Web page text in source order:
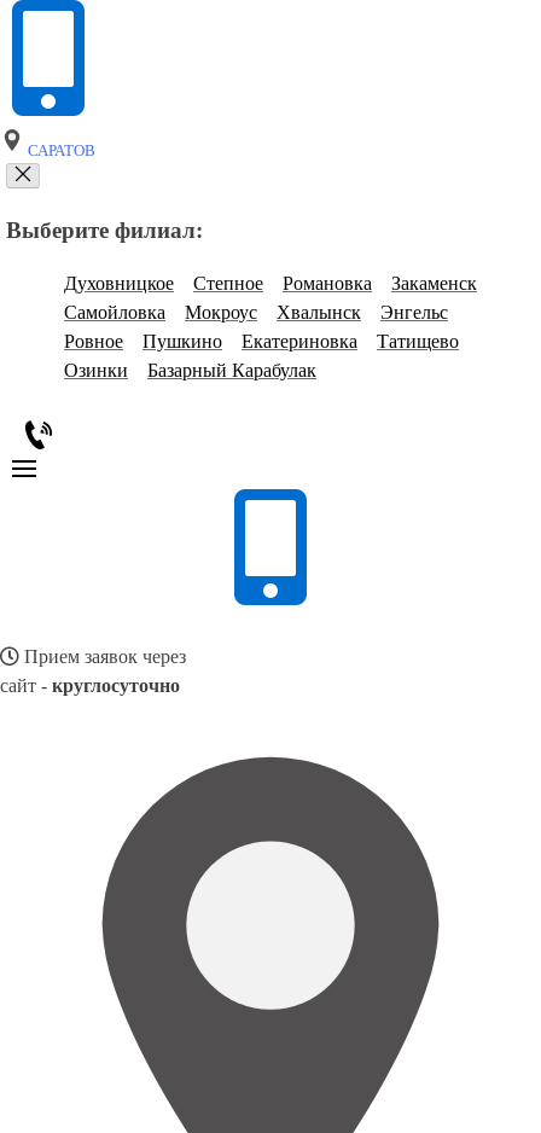
САРАТОВ
Выберите филиал:
Духовницкое Степное Романовка
Закаменск
Самойловка
Мокроус Хвалынск
Энгельс
Ровное
Пушкино Екатериновка
Татищево
Озинки
Базарный Карабулак
Прием заявок через
сайт - круглосуточно